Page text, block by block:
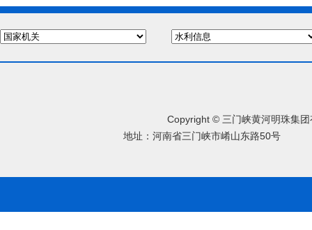
Copyright © 三门峡黄河明珠集团
地址：河南省三门峡市崤山东路50号